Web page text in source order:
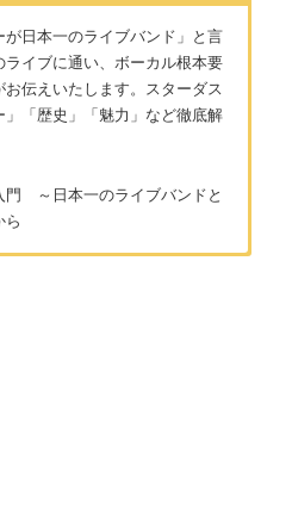
が日本一のライブバンド」と言
ライブに通い、ボーカル根本要
伝えいたします。スターダス
」「歴史」「魅力」など徹底解
門 ～日本一のライブバンドと
ら